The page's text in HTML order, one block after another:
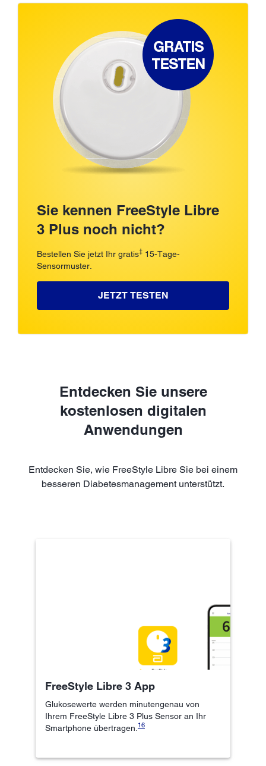
Sie kennen FreeStyle Libre
3 Plus noch nicht?
Bestellen Sie jetzt Ihr gratis‡ 15-Tage-
Sensormuster.
JETZT TESTEN
Entdecken Sie unsere
kostenlosen digitalen
Anwendungen
Entdecken Sie, wie FreeStyle Libre Sie bei einem
besseren Diabetesmanagement unterstützt.
FreeStyle Libre 3 App
Glukosewerte werden minutengenau von
Ihrem FreeStyle Libre 3 Plus Sensor an Ihr
Smartphone übertragen. 16